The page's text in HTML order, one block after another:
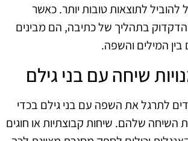
להוביל לתוצאות טובות יותר. כאשר
הדקדוק בתהליך של כתיבה, הם מבינים
המילים והשפה.
שיחה עם בני גילם
לתרגל את השפה עם בני גילם בכדי
השיחה שלהם. שיחות קבוצתיות או חוגים